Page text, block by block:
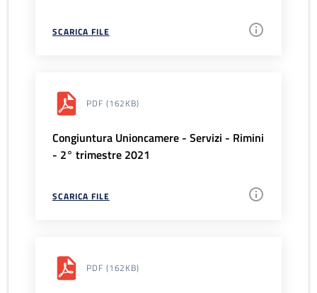
SCARICA FILE
PDF (162KB)
Congiuntura Unioncamere - Servizi - Rimini
- 2° trimestre 2021
SCARICA FILE
PDF (162KB)